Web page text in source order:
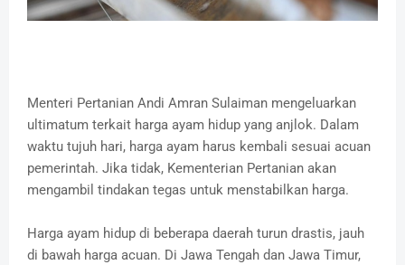
Menteri Pertanian Andi Amran Sulaiman mengeluarkan
ultimatum terkait harga ayam hidup yang anjlok. Dalam
waktu tujuh hari, harga ayam harus kembali sesuai acuan
pemerintah. Jika tidak, Kementerian Pertanian akan
mengambil tindakan tegas untuk menstabilkan harga.
Harga ayam hidup di beberapa daerah turun drastis, jauh
di bawah harga acuan. Di Jawa Tengah dan Jawa Timur,